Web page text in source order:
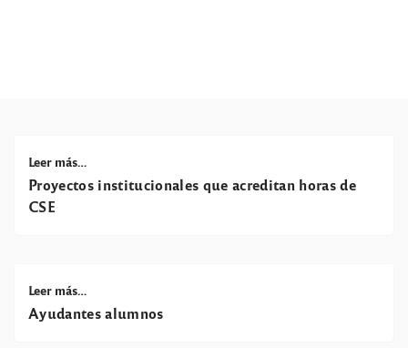
Proyectos institucionales que acreditan horas de
CSE
Leer más…
Ayudantes alumnos
Leer más…